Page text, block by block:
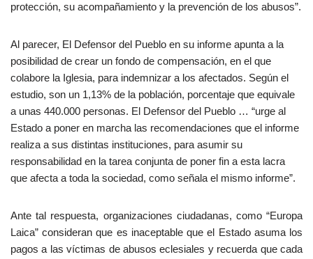
protección, su acompañamiento y la prevención de los abusos”.
Al parecer, El Defensor del Pueblo en su informe apunta a la
posibilidad de crear un fondo de compensación, en el que
colabore la Iglesia, para indemnizar a los afectados. Según el
estudio, son un 1,13% de la población, porcentaje que equivale
a unas 440.000 personas. El Defensor del Pueblo … “urge al
Estado a poner en marcha las recomendaciones que el informe
realiza a sus distintas instituciones, para asumir su
responsabilidad en la tarea conjunta de poner fin a esta lacra
que afecta a toda la sociedad, como señala el mismo informe”.
Ante tal respuesta, organizaciones ciudadanas, como “Europa
Laica” consideran que es inaceptable que el Estado asuma los
pagos a las víctimas de abusos eclesiales y recuerda que cada